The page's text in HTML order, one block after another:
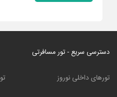
دسترسی سریع - تور مسافرتی
تورهای داخلی نوروز